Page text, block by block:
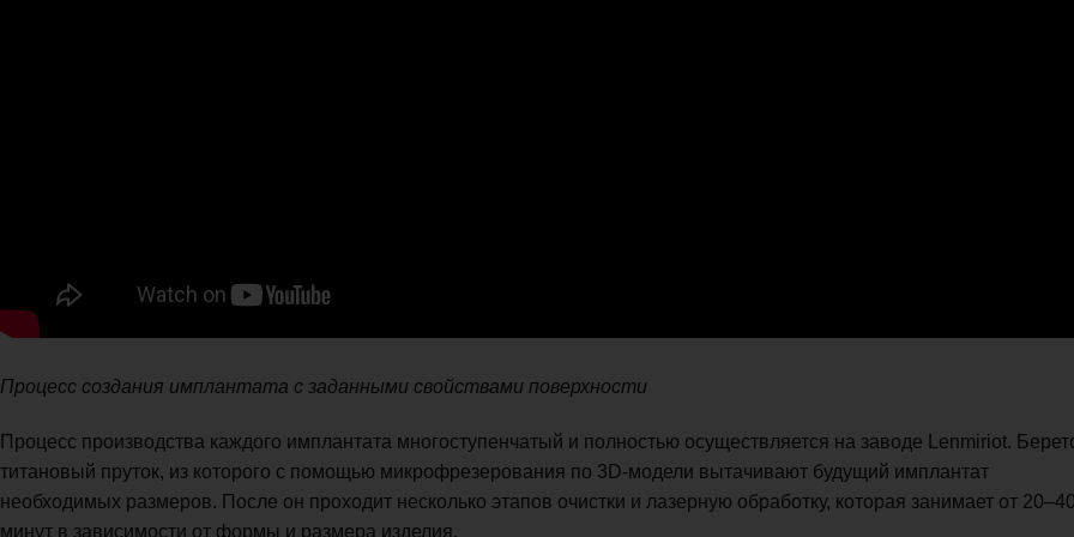
Процесс создания имплантата с заданными свойствами поверхности
Процесс производства каждого имплантата многоступенчатый и полностью осуществляется на заводе Lenmiriot.
титановый пруток, из которого с помощью микрофрезерования по 3D-модели вытачивают будущий имплантат
необходимых размеров. После он проходит несколько этапов очистки и лазерную обработку, которая занимает от
минут в зависимости от формы и размера изделия.